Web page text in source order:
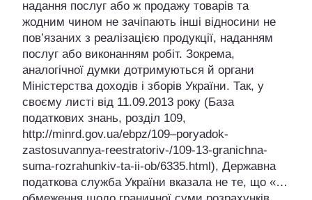
надання послуг або ж продажу товарів та
жодним чином не зачіпають інші відносини не
пов’язаних з реалізацією продукції, наданням
послуг або виконанням робіт. Зокрема,
аналогічної думки дотримуються й органи
Міністерства доходів і зборів України. Так, у
своєму листі від 11.09.2013 року (База
податкових знань, розділ 109,
http://minrd.gov.ua/ebpz/109–poryadok-
zastosuvannya-reestratoriv-/109-13-granichna-
suma-rozrahunkiv-ta-ii-ob/6335.html), Державна
податкова служба України вказала не те, що «…